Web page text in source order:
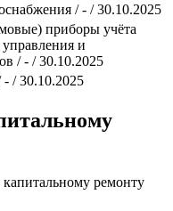
/ - / 30.10.2025
приборы учёта
и
/ - / 30.10.2025
/ 30.10.2025
ремонту